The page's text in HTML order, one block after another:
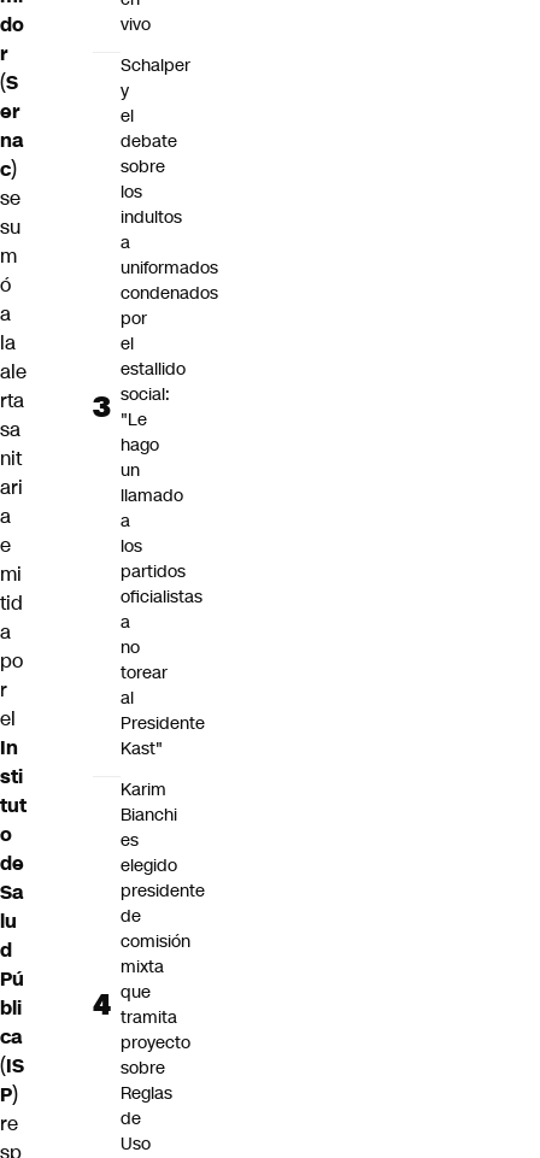
do
r
(S
er
na
c)
se
su
m
ó
a
la
ale
rta
sa
nit
ari
a
e
mi
tid
a
po
r
el
In
sti
tut
o
de
Sa
lu
d
Pú
bli
ca
(IS
P)
re
vivo
Schalper
y
el
debate
sobre
los
indultos
a
uniformados
condenados
por
el
estallido
social:
"Le
hago
un
llamado
a
los
partidos
oficialistas
a
no
torear
al
Presidente
Kast"
Karim
Bianchi
es
elegido
presidente
de
comisión
mixta
que
tramita
proyecto
sobre
Reglas
de
Uso